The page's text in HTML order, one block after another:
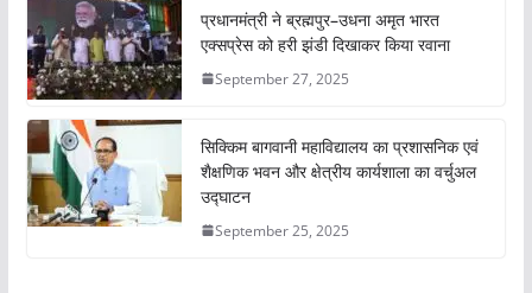
प्रधानमंत्री ने ब्रह्मपुर–उधना अमृत भारत
एक्सप्रेस को हरी झंडी दिखाकर किया रवाना
September 27, 2025
सिक्किम बागवानी महाविद्यालय का प्रशासनिक एवं
शैक्षणिक भवन और क्षेत्रीय कार्यशाला का वर्चुअल
उद्घाटन
September 25, 2025